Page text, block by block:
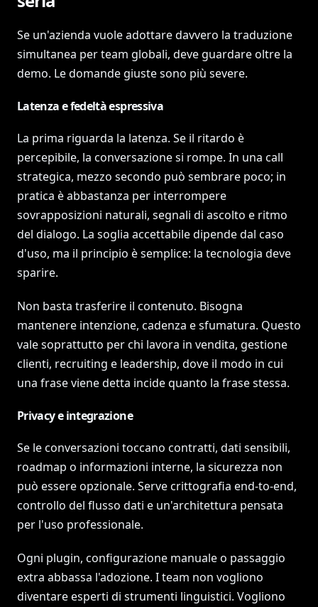
Se un'azienda vuole adottare davvero la traduzione
simultanea per team globali, deve guardare oltre la
demo. Le domande giuste sono più severe.
Latenza e fedeltà espressiva
La prima riguarda la latenza. Se il ritardo è
percepibile, la conversazione si rompe. In una call
strategica, mezzo secondo può sembrare poco; in
pratica è abbastanza per interrompere
sovrapposizioni naturali, segnali di ascolto e ritmo
del dialogo. La soglia accettabile dipende dal caso
d'uso, ma il principio è semplice: la tecnologia deve
sparire.
Non basta trasferire il contenuto. Bisogna
mantenere intenzione, cadenza e sfumatura. Questo
vale soprattutto per chi lavora in vendita, gestione
clienti, recruiting e leadership, dove il modo in cui
una frase viene detta incide quanto la frase stessa.
Privacy e integrazione
Se le conversazioni toccano contratti, dati sensibili,
roadmap o informazioni interne, la sicurezza non
può essere opzionale. Serve crittografia end-to-end,
controllo del flusso dati e un'architettura pensata
per l'uso professionale.
Ogni plugin, configurazione manuale o passaggio
extra abbassa l'adozione. I team non vogliono
diventare esperti di strumenti linguistici. Vogliono